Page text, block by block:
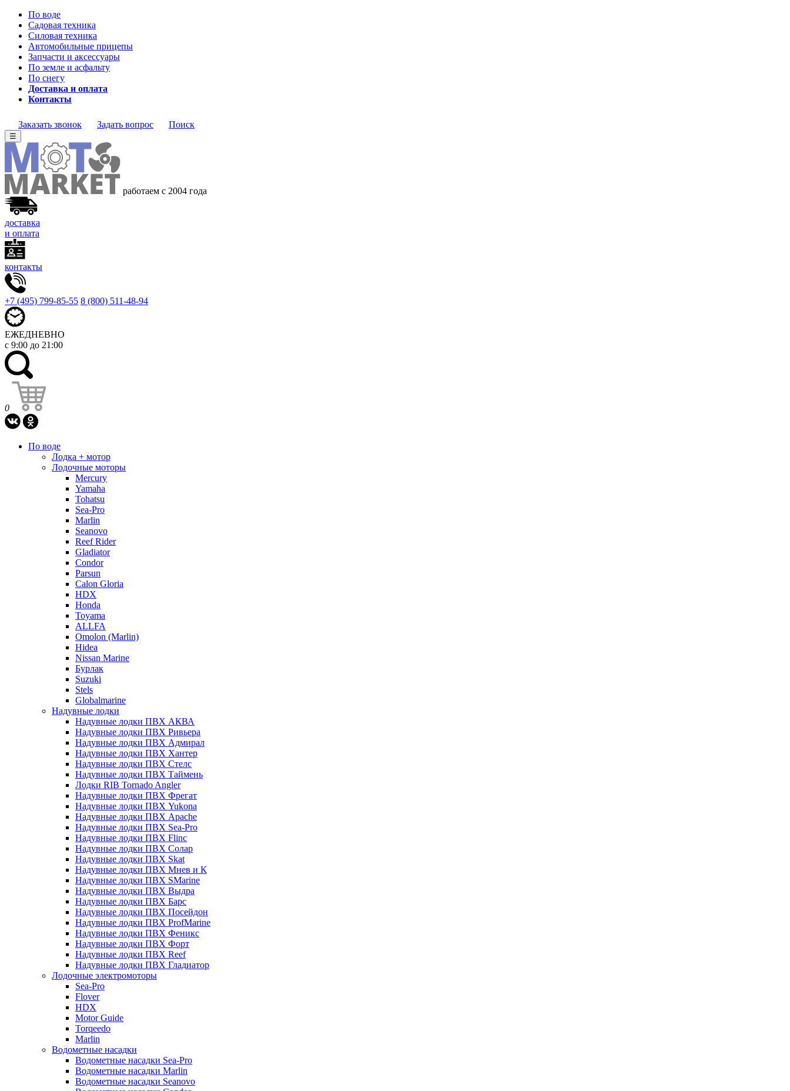
По воде
Садовая техника
Силовая техника
Автомобильные прицепы
Запчасти и аксессуары
По земле и асфальту
По снегу
Доставка и оплата
Контакты
Заказать звонок Задать вопрос Поиск
☰
работаем с 2004 года
доставка
и оплата
контакты
+7 (495) 799-85-55 8 (800) 511-48-94
ЕЖЕДНЕВНО
с 9:00 до 21:00
0
По воде
Лодка + мотор
Лодочные моторы
Mercury
Yamaha
Tohatsu
Sea-Pro
Marlin
Seanovo
Reef Rider
Gladiator
Condor
Parsun
Calon Gloria
HDX
Honda
Toyama
ALLFA
Omolon (Marlin)
Hidea
Nissan Marine
Бурлак
Suzuki
Stels
Globalmarine
Надувные лодки
Надувные лодки ПВХ АКВА
Надувные лодки ПВХ Ривьера
Надувные лодки ПВХ Адмирал
Надувные лодки ПВХ Хантер
Надувные лодки ПВХ Стелс
Надувные лодки ПВХ Таймень
Лодки RIB Tornado Angler
Надувные лодки ПВХ Фрегат
Надувные лодки ПВХ Yukona
Надувные лодки ПВХ Apache
Надувные лодки ПВХ Sea-Pro
Надувные лодки ПВХ Flinc
Надувные лодки ПВХ Солар
Надувные лодки ПВХ Skat
Надувные лодки ПВХ Мнев и К
Надувные лодки ПВХ SMarine
Надувные лодки ПВХ Выдра
Надувные лодки ПВХ Барс
Надувные лодки ПВХ Посейдон
Надувные лодки ПВХ ProfMarine
Надувные лодки ПВХ Феникс
Надувные лодки ПВХ Форт
Надувные лодки ПВХ Reef
Надувные лодки ПВХ Гладиатор
Лодочные электромоторы
Sea-Pro
Flover
HDX
Motor Guide
Torqeedo
Marlin
Водометные насадки
Водометные насадки Sea-Pro
Водометные насадки Marlin
Водометные насадки Seanovo